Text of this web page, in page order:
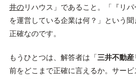
井のリハウス」であること。「『リパ
を運営している企業は何？」という
正確なのです。
もうひとつは、解答者は「三井不動産
前をどこまで正確に言えるか。サー